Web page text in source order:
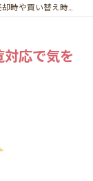
え時の内覧対応で気を付けたいこと4選
応で気を